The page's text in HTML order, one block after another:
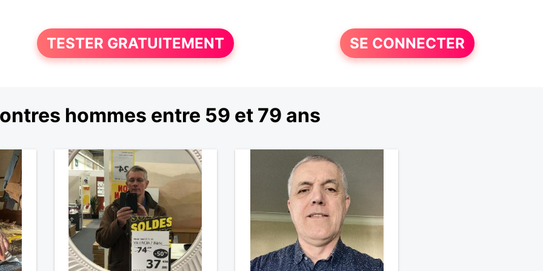
TESTER GRATUITEMENT SE CONNECTER
hommes entre 59 et 79 ans